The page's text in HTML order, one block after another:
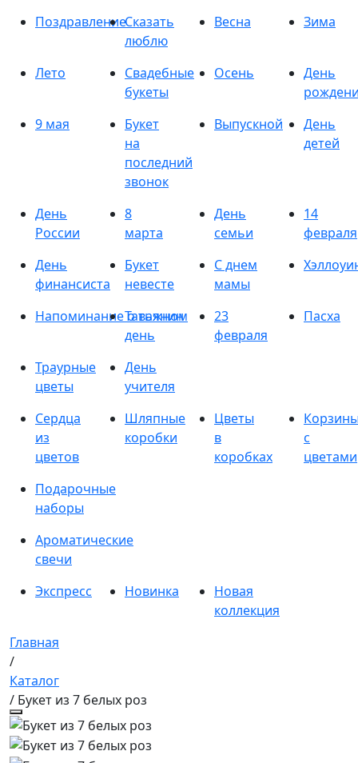
ПоздравлениеСказать
люблю
Весна Зима
Лето
Свадебные
букеты
Осень
День
9 мая
Букет
на
последний
звонок
Выпускной
День
детей
День
России
8
марта
День
семьи
14
февраля
День
финансиста
Букет
невесте
С днем
мамы
Напоминание о важном
Татьянин
день
23
февраля
Пасха
Траурные
цветы
День
учителя
Сердца
из
цветов
Шляпные
коробки
Цветы
в
коробках
с
цветами
Подарочные
наборы
Ароматические
свечи
Экспресс
Новинка
Новая
коллекция
Главная
/
Каталог
/ Букет из 7 белых роз